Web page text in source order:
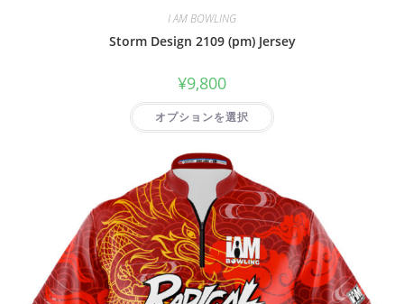
I AM BOWLING
Storm Design 2109 (pm) Jersey
¥9,800
オプションを選択